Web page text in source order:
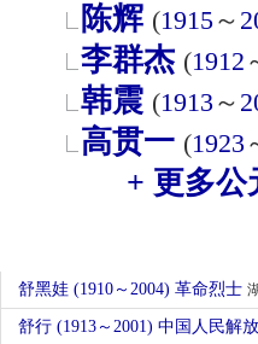
陈辉 (1915～
李群杰 (1912
韩震 (1913 ～
高贯一 (1923
+ 更多公
舒黑娃 (1910～2004) 革命烈士
舒行 (1913～2001) 中国人民解